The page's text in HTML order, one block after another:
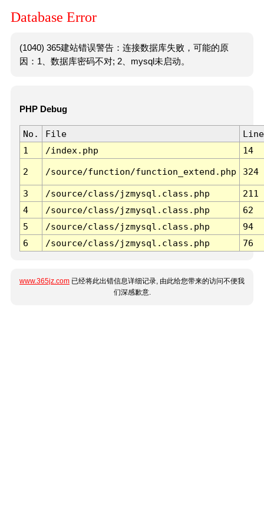
Database Error
(1040) 365建站错误警告：连接数据库失败，可能的原
因：1、数据库密码不对; 2、mysql未启动。
PHP Debug
No. File
Line
1
/index.php 14
2 /source/function/function_extend.php 324
3 /source/class/jzmysql.class.php
211
4
/source/class/jzmysql.class.php
62
5
/source/class/jzmysql.class.php
94
6
/source/class/jzmysql.class.php 76
www.365jz.com 已经将此出错信息详细记录, 由此给您带来的访问不便我
们深感歉意.